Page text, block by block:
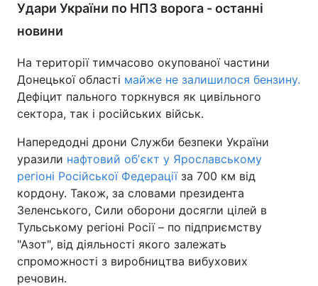
Удари України по НПЗ ворога - останні
новини
На території тимчасово окупованої частини
Донецької області майже не залишилося бензину.
Дефіцит пального торкнувся як цивільного
сектора, так і російських військ.
Напередодні дрони Служби безпеки України
уразили нафтовий обʼєкт у Ярославському
регіоні Російської Федерації за 700 км від
кордону. Також, за словами президента
Зеленського, Сили оборони досягли цілей в
Тульському регіоні Росії – по підприємству
"Азот", від діяльності якого залежать
спроможності з виробництва вибухових
речовин.